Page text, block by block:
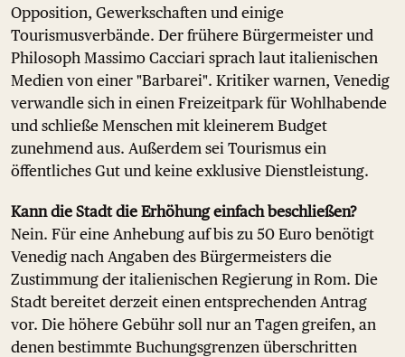
Opposition, Gewerkschaften und einige
Tourismusverbände. Der frühere Bürgermeister und
Philosoph Massimo Cacciari sprach laut italienischen
Medien von einer "Barbarei". Kritiker warnen, Venedig
verwandle sich in einen Freizeitpark für Wohlhabende
und schließe Menschen mit kleinerem Budget
zunehmend aus. Außerdem sei Tourismus ein
öffentliches Gut und keine exklusive Dienstleistung.
Kann die Stadt die Erhöhung einfach beschließen?
Nein. Für eine Anhebung auf bis zu 50 Euro benötigt
Venedig nach Angaben des Bürgermeisters die
Zustimmung der italienischen Regierung in Rom. Die
Stadt bereitet derzeit einen entsprechenden Antrag
vor. Die höhere Gebühr soll nur an Tagen greifen, an
denen bestimmte Buchungsgrenzen überschritten